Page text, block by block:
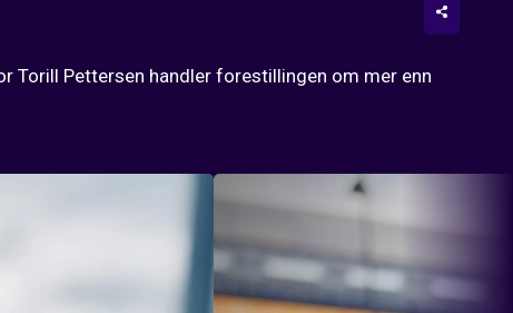
Torill Pettersen handler forestillingen om mer enn